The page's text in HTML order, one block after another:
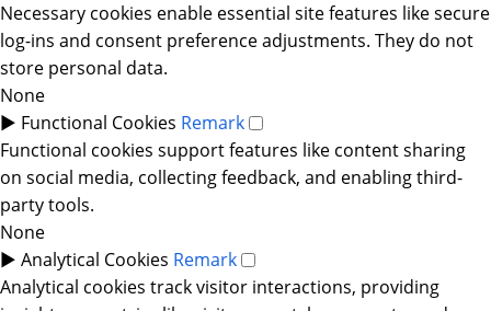
Necessary cookies enable essential site features like secure
log-ins and consent preference adjustments. They do not
store personal data.
None
► Functional Cookies Remark
Functional cookies support features like content sharing
on social media, collecting feedback, and enabling third-
party tools.
None
► Analytical Cookies Remark
Analytical cookies track visitor interactions, providing